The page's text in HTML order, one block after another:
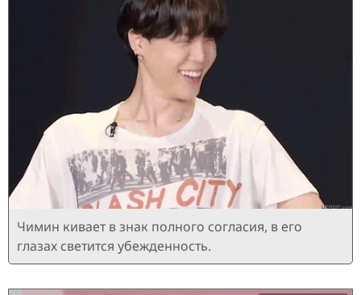
Чимин кивает в знак полного согласия, в его
глазах светится убежденность.